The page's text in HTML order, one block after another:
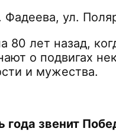
ул.
80 лет назад,
о подвигах
и мужества.
года звенит